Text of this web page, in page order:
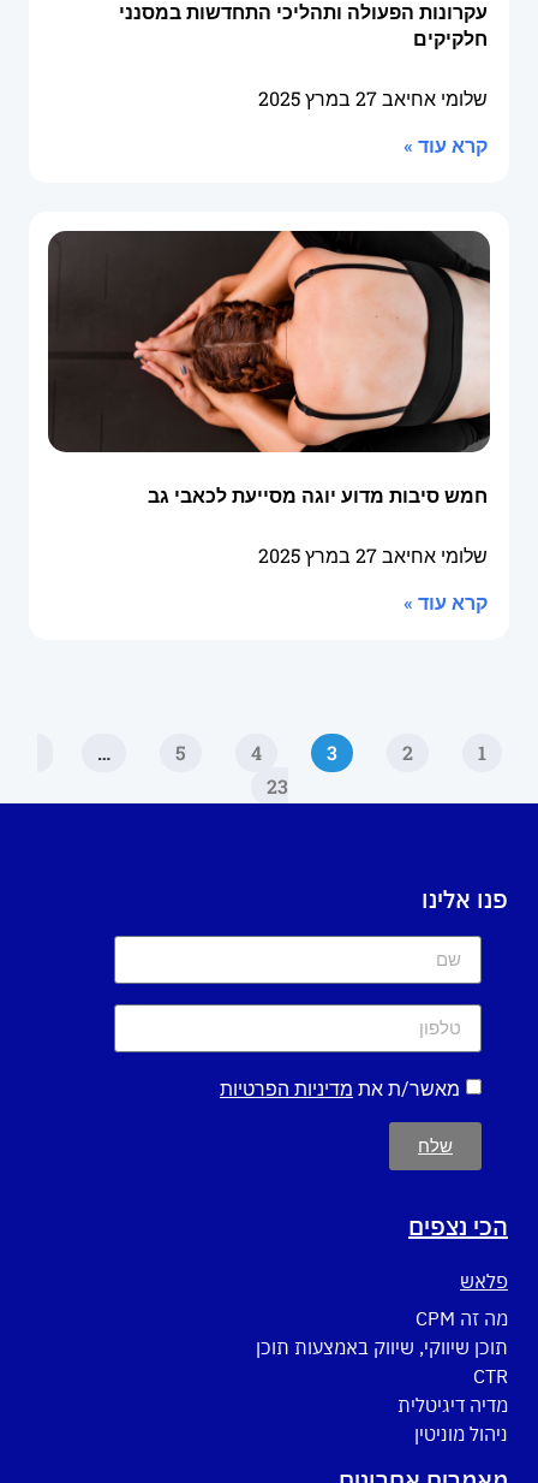
עקרונות הפעולה ותהליכי התחדשות במסנני
חלקיקים
שלומי אחיאב27 במרץ 2025
קרא עוד »
חמש סיבות מדוע יוגה מסייעת לכאבי גב
שלומי אחיאב27 במרץ 2025
קרא עוד »
1
2
3
4
5
…
23
פנו אלינו
מאשר/ת את מדיניות הפרטיות
שלח
הכי נצפים
פלאש
מה זה CPM
תוכן שיווקי, שיווק באמצעות תוכן
CTR
מדיה דיגיטלית
ניהול מוניטין